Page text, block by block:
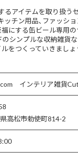
アイテムを取り扱う
ッチン用品、ファッシ
にする缶ビール専用の
のシンプルな収納雑貨
をつくっていきましょ
インテリア雑貨
県高松市勅使町814-2